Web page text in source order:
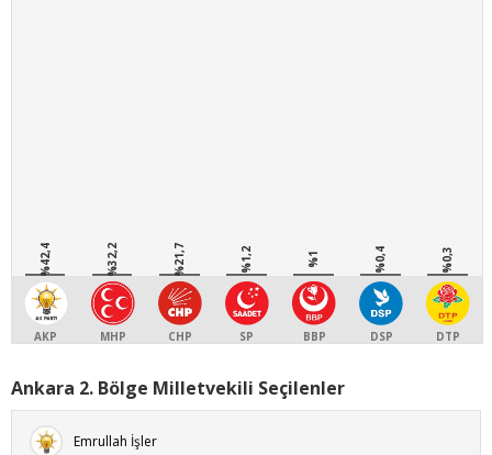
%42,4
AKP
%32,2
MHP
%21,7
CHP
%1,2
SP
%1
BBP
%0,4
DSP
%0,3
DTP
Ankara 2. Bölge Milletvekili Seçilenler
Emrullah İşler